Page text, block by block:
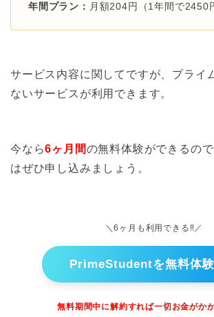
年間プラン： 月額204円（1年間で2450
サービス内容に関してですが、プライ
ないサービスが利用できます。
今なら6ヶ月間の無料体験ができるの
はぜひ申し込みましょう。
＼6ヶ月も利用できる‼︎／
PrimeStudentを無料体
無料期間中に解約すれば一切お金がか